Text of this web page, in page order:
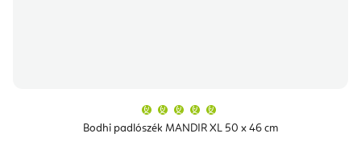
Bodhi padlószék MANDIR XL 50 x 46 cm
átlagos
értékelése